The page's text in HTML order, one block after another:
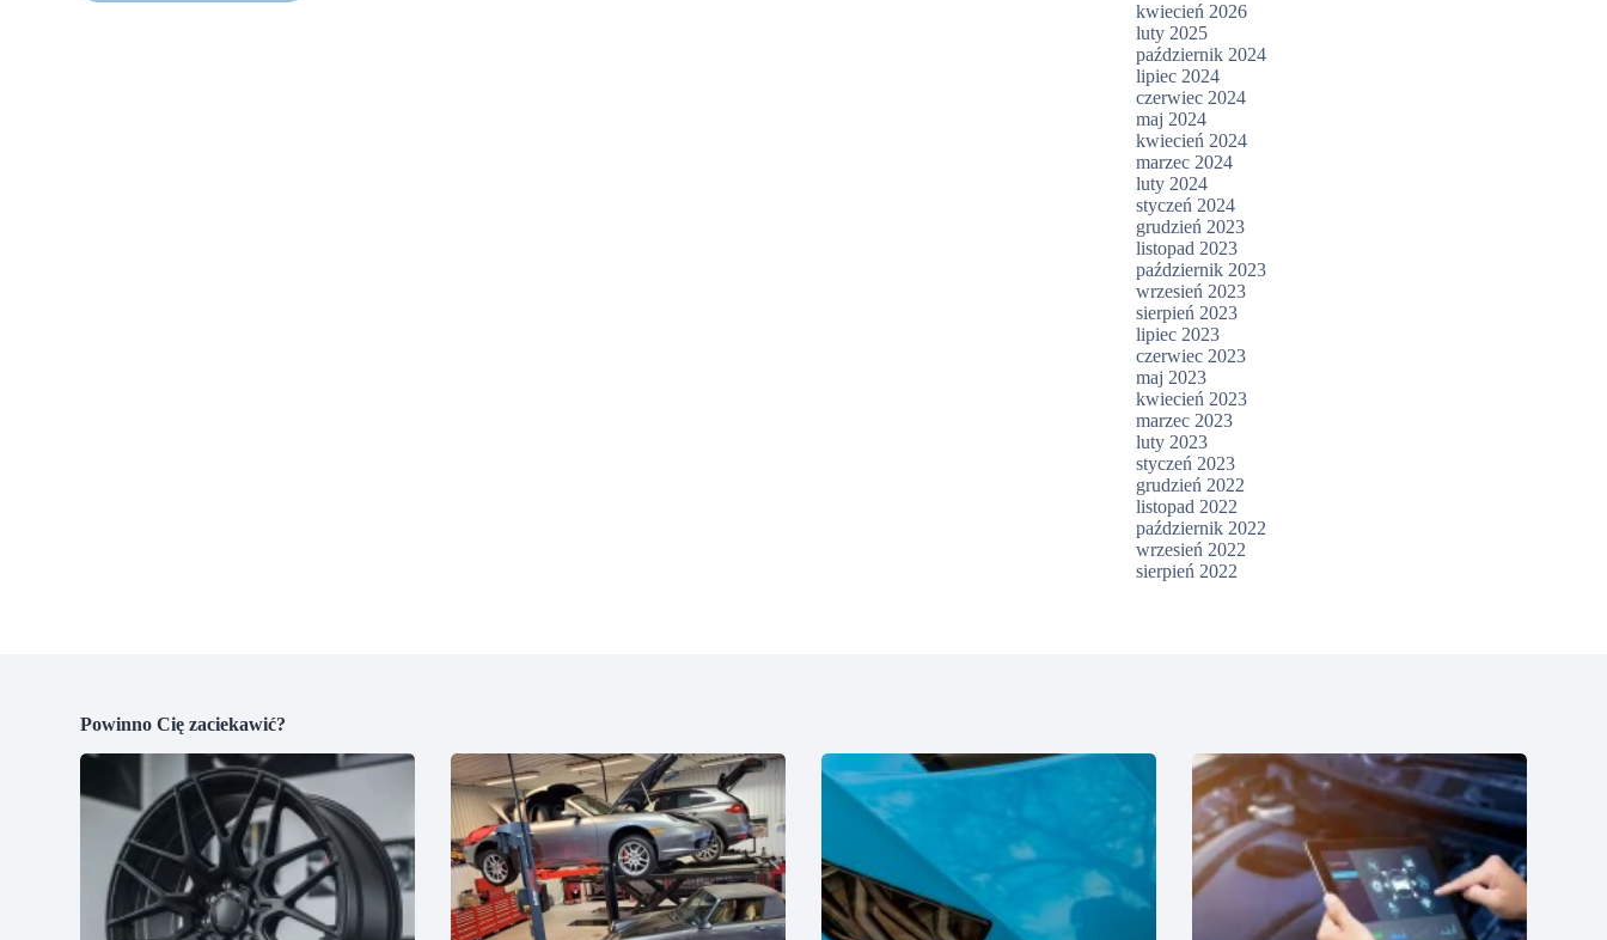
kwiecień 2026
luty 2025
październik 2024
lipiec 2024
czerwiec 2024
maj 2024
kwiecień 2024
marzec 2024
luty 2024
styczeń 2024
grudzień 2023
listopad 2023
październik 2023
wrzesień 2023
sierpień 2023
lipiec 2023
czerwiec 2023
maj 2023
kwiecień 2023
marzec 2023
luty 2023
styczeń 2023
grudzień 2022
listopad 2022
październik 2022
wrzesień 2022
sierpień 2022
Powinno Cię zaciekawić?